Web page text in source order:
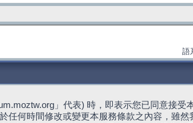
語
」代表) 時，即表示您已同意接受
任何時間修改或變更本服務條款之內容，雖然